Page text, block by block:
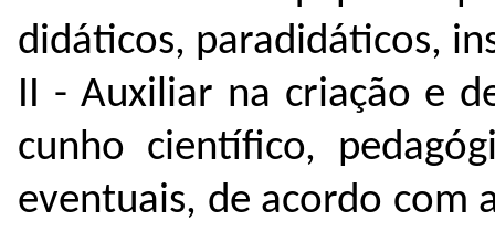
didáticos, paradidáticos,
II - Auxiliar na criação e
cunho científico,
eventuais, de acordo com